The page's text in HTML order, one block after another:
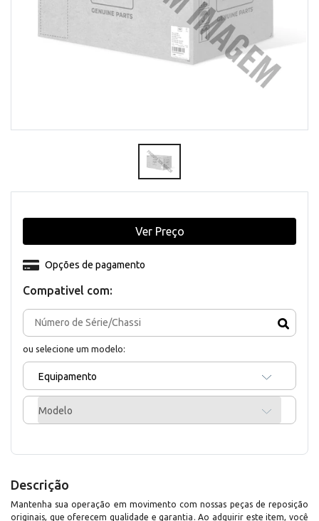
Compativel com:
ou selecione um modelo:
Equipamento
Modelo
Opções de pagamento
Ver Preço
Descrição
Mantenha sua operação em movimento com nossas peças de reposição
originais, que oferecem qualidade e garantia. Ao adquirir este item, você